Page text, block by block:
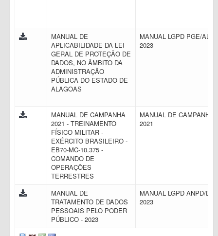
MANUAL DE
APLICABILIDADE DA LEI
GERAL DE PROTEÇÃO DE
DADOS, NO ÂMBITO DA
ADMINISTRAÇÃO
PÚBLICA DO ESTADO DE
ALAGOAS
MANUAL LGPD PGE/AL
2023
MANUAL DE CAMPANHA
2021 - TREINAMENTO
FÍSICO MILITAR -
EXÉRCITO BRASILEIRO -
EB70-MC-10.375 -
COMANDO DE
OPERAÇÕES
TERRESTRES
MANUAL DE CAMPANHA
2021
MANUAL DE
TRATAMENTO DE DADOS
PESSOAIS PELO PODER
PÚBLICO - 2023
MANUAL LGPD ANPD/DF
2023